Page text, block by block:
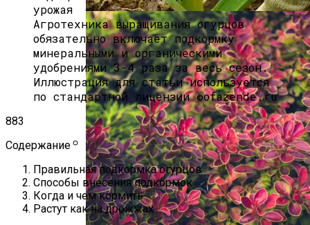
Как И Чем Удобрять Чеснок?
Агротехника выращивания огурцов
обязательно включает подкормку
минеральными и органическими
удобрениями 3-4 раза за весь сезон.
Иллюстрация для статьи используется
по стандартной лицензии ©ofazende.ru
883
Содержание
Правильная подкормка огурцов
Способы внесения подкормок
Когда и чем кормить
Растут как на дрожжах